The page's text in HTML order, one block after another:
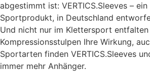
abgestimmt ist: VERTICS.Sleeves –
Sportprodukt, in Deutschland
Und nicht nur im Klettersport entfalten
Kompressionsstulpen Ihre Wirkung,
Sportarten finden VERTICS.Sleeves
immer mehr Anhänger.